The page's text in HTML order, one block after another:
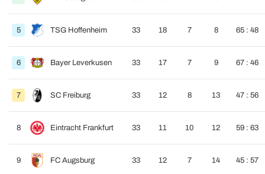
5 TSG Hoffenheim 33 18 7 8 65 : 48
6 Bayer Leverkusen 33 17 7 9 67 : 46
7 SC Freiburg 33 12 8 13 47 : 56
8 Eintracht Frankfurt 33 11 10 12 59 : 63
9 FC Augsburg 33 12 7 14 45 : 57